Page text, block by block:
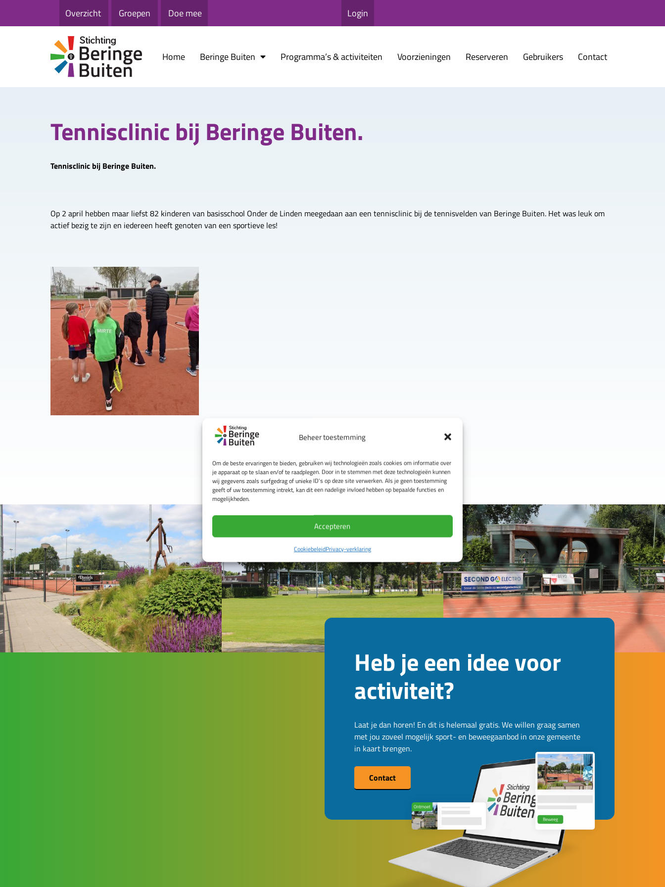
Beheer toestemming
Om de beste ervaringen te bieden, gebruiken wij technologieën zoals cookies om informatie over
je apparaat op te slaan en/of te raadplegen. Door in te stemmen met deze technologieën kunnen
wij gegevens zoals surfgedrag of unieke ID's op deze site verwerken. Als je geen toestemming
geeft of uw toestemming intrekt, kan dit een nadelige invloed hebben op bepaalde functies en
mogelijkheden.
Accepteren
CookiebeleidPrivacy-verklaring
Overzicht Groepen Doe mee Login
Home Beringe Buiten Programma’s & activiteiten Voorzieningen Reserveren Gebruikers Contact
Tennisclinic bij Beringe Buiten.
Tennisclinic bij Beringe Buiten.
Op 2 april hebben maar liefst 82 kinderen van basisschool Onder de Linden meegedaan aan een tennisclinic bij de tennisvelden van Beringe Buiten. Het was leuk om
actief bezig te zijn en iedereen heeft genoten van een sportieve les!
Heb je een idee voor
activiteit?
Laat je dan horen! En dit is helemaal gratis. We willen graag samen
met jou zoveel mogelijk sport- en beweegaanbod in onze gemeente
in kaart brengen.
Contact